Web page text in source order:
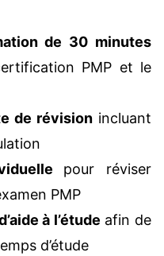
de 30 minutes
PMP et le
de révision incluant
pour réviser
PMP
à l’étude afin de
d’étude